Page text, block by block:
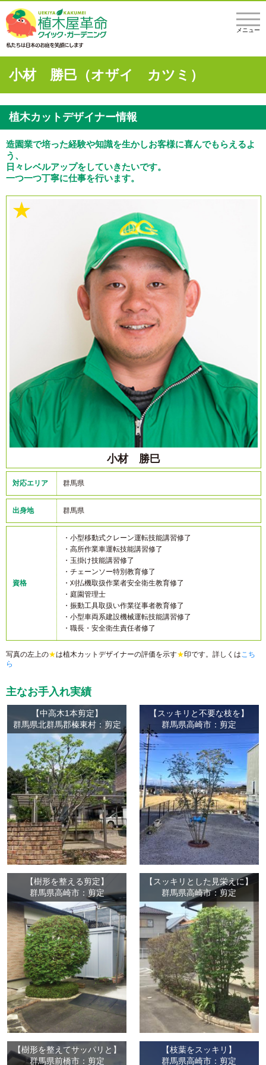
メニュー
小材 勝巳（オザイ カツミ）
植木カットデザイナー情報
造園業で培った経験や知識を生かしお客様に喜んでもらえるよ
う、
日々レベルアップをしていきたいです。
一つ一つ丁寧に仕事を行います。
★
小材 勝巳
対応エリア 群馬県
出身地 群馬県
資格
・小型移動式クレーン運転技能講習修了
・高所作業車運転技能講習修了
・玉掛け技能講習修了
・チェーンソー特別教育修了
・刈払機取扱作業者安全衛生教育修了
・庭園管理士
・振動工具取扱い作業従事者教育修了
・小型車両系建設機械運転技能講習修了
・職長・安全衛生責任者修了
写真の左上の★は植木カットデザイナーの評価を示す★印です。詳しくはこち
ら
主なお手入れ実績
【中高木1本剪定】
群馬県北群馬郡榛東村：剪定
【スッキリと不要な枝を】
群馬県高崎市：剪定
【樹形を整える剪定】
群馬県高崎市：剪定
【スッキリとした見栄えに】
群馬県高崎市：剪定
【樹形を整えてサッパリと】
群馬県前橋市：剪定
【枝葉をスッキリ】
群馬県高崎市：剪定